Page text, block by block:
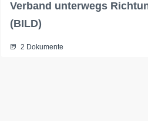
Verband unterwegs
(BILD)
2 Dokumente